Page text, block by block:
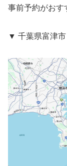
事前予約がおす
▼ 千葉県富津市